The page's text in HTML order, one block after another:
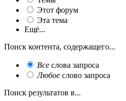
Этот форум
Эта тема
Ещё...
Поиск контента, содержащего...
Все слова запроса
Любое слово запроса
Поиск результатов в...